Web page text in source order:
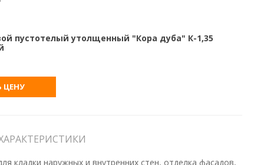
пустотелый утолщенный "Кора дуба" К-1,35
ЦЕНУ
кладки наружных и внутренних стен, отделка фасадов,